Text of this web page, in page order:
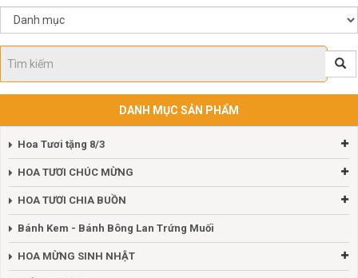
DANH MỤC SẢN PHẨM
Hoa Tươi tặng 8/3
Bánh Kem - Bánh Bông Lan Trứng Muối
HOA MỪNG SINH NHẬT